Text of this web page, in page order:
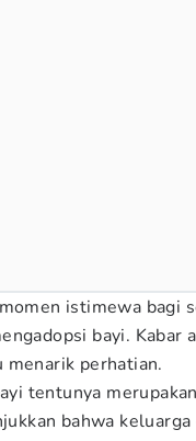
istimewa bagi
bayi. Kabar
perhatian.
tentunya
bahwa